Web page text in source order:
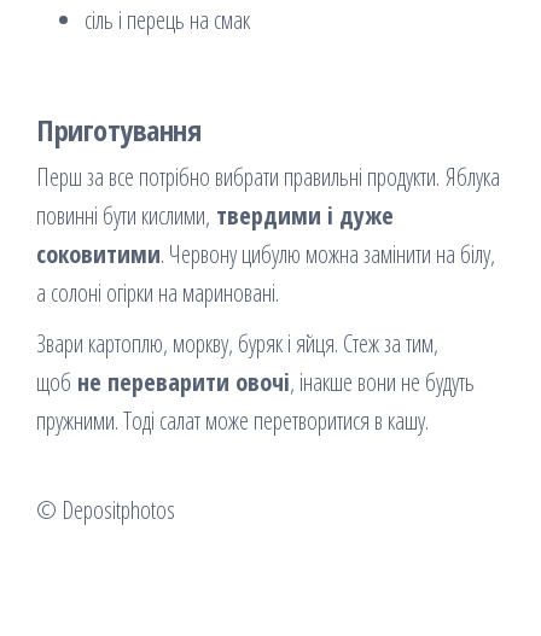
сіль і перець на смак
Приготування
Перш за все потрібно вибрати правильні продукти. Яблука
повинні бути кислими, твердими і дуже
соковитими. Червону цибулю можна замінити на білу,
а солоні огірки на мариновані.
Звари картоплю, моркву, буряк і яйця. Стеж за тим,
щоб не переварити овочі, інакше вони не будуть
пружними. Тоді салат може перетворитися в кашу.
© Depositphotos